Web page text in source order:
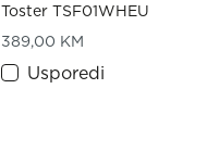
Toster TSF01WHEU
389,00 KM
Usporedi